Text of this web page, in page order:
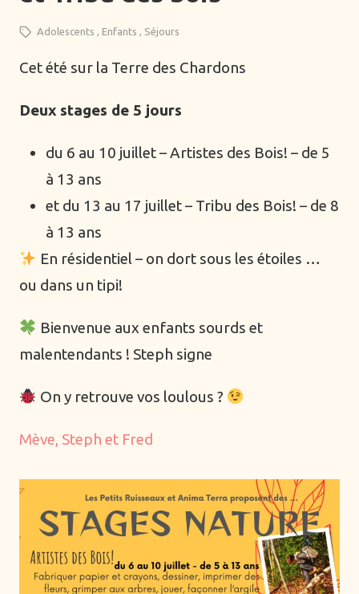
Belgique
France
Online
Alimentation
Danse
Formations
Hypnose
Mentorat individuel
Océan
Parentalité
Périnatalité
Pistage
Plantes sauvages
Adolescents Enfants Séjours
Cet été sur la Terre des Chardons
Deux stages de 5 jours
du 6 au 10 juillet – Artistes des Bois! – de 5
à 13 ans
et du 13 au 17 juillet – Tribu des Bois! – de 8
à 13 ans
En résidentiel – on dort sous les étoiles …
ou dans un tipi!
Bienvenue aux enfants sourds et
malentendants ! Steph signe
On y retrouve vos loulous ?
Mève, Steph et Fred